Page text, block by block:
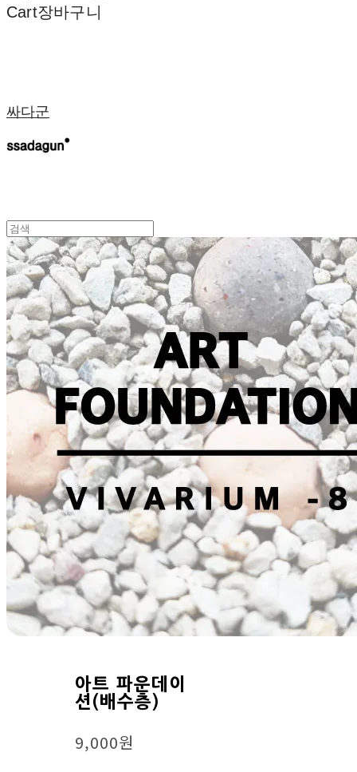
Cart장바구니
싸다군
아트 파운데이
션(배수층)
9,000원